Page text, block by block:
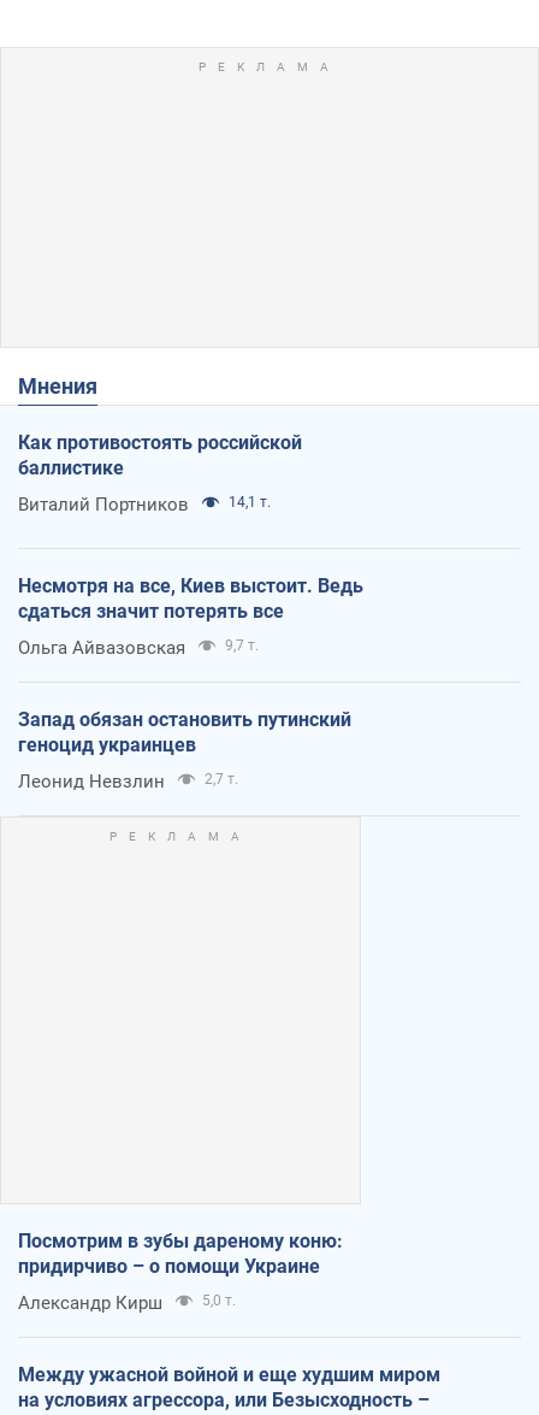
Мнения
Как противостоять российской
баллистике
Виталий Портников 14,1 т.
Несмотря на все, Киев выстоит. Ведь
сдаться значит потерять все
Ольга Айвазовская 9,7 т.
Запад обязан остановить путинский
геноцид украинцев
Леонид Невзлин 2,7 т.
Посмотрим в зубы дареному коню:
придирчиво – о помощи Украине
Александр Кирш 5,0 т.
Между ужасной войной и еще худшим миром
на условиях агрессора, или Безысходность –